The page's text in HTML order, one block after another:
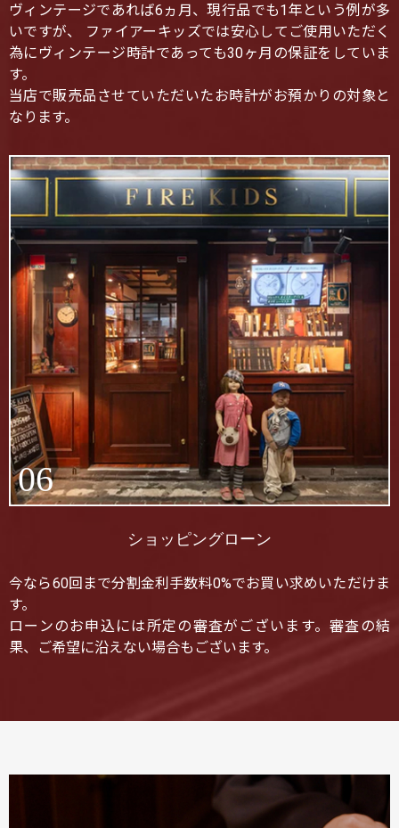
ヴィンテージであれば6ヵ月、現行品でも1年という例が多
いですが、 ファイアーキッズでは安心してご使用いただく
為にヴィンテージ時計であっても30ヶ月の保証をしていま
す。
当店で販売品させていただいたお時計がお預かりの対象と
なります。
06
ショッピングローン
今なら60回まで分割金利手数料0%でお買い求めいただけま
す。
ローンのお申込には所定の審査がございます。審査の結
果、ご希望に沿えない場合もございます。